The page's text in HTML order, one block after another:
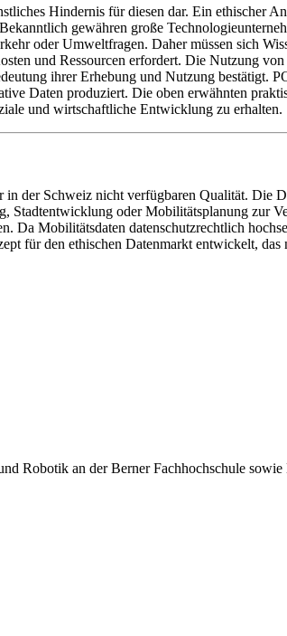
Hindernis für diesen dar. Ein ethischer
gewähren große
oder Umweltfragen. Daher müssen sich
und Ressourcen erfordert. Die Nutzung
ihrer Erhebung und Nutzung bestätigt.
Daten produziert. Die oben erwähnten
und wirtschaftliche Entwicklung zu erhalten.
der Schweiz nicht verfügbaren Qualität. Die
oder Mobilitätsplanung zur
Da Mobilitätsdaten datenschutzrechtlich
für den ethischen Datenmarkt entwickelt,
Robotik an der Berner Fachhochschule